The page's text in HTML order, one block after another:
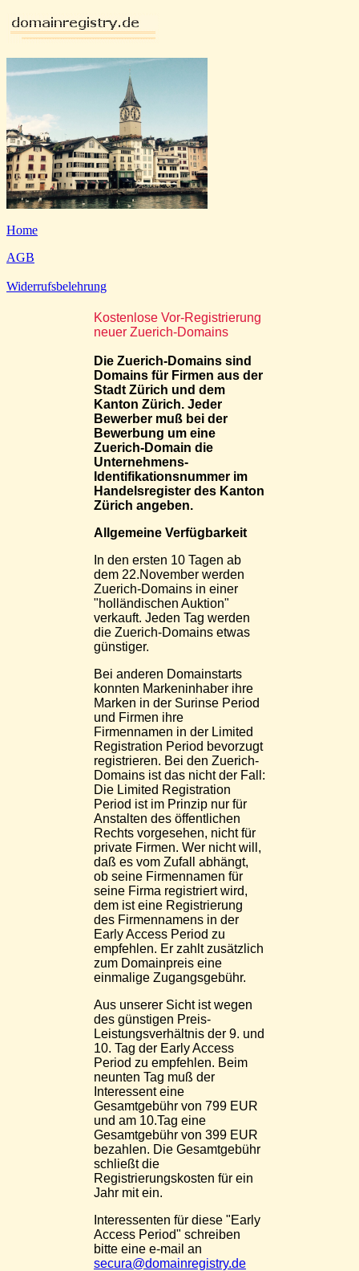
Home
AGB
Widerrufsbelehrung
Kostenlose Vor-Registrierung
neuer Zuerich-Domains
Die Zuerich-Domains sind
Domains für Firmen aus der
Stadt Zürich und dem
Kanton Zürich. Jeder
Bewerber muß bei der
Bewerbung um eine
Zuerich-Domain die
Unternehmens-
Identifikationsnummer im
Handelsregister des Kanton
Zürich angeben.
Allgemeine Verfügbarkeit
In den ersten 10 Tagen ab
dem 22.November werden
Zuerich-Domains in einer
"holländischen Auktion"
verkauft. Jeden Tag werden
die Zuerich-Domains etwas
günstiger.
Bei anderen Domainstarts
konnten Markeninhaber ihre
Marken in der Surinse Period
und Firmen ihre
Firmennamen in der Limited
Registration Period bevorzugt
registrieren. Bei den Zuerich-
Domains ist das nicht der Fall:
Die Limited Registration
Period ist im Prinzip nur für
Anstalten des öffentlichen
Rechts vorgesehen, nicht für
private Firmen. Wer nicht will,
daß es vom Zufall abhängt,
ob seine Firmennamen für
seine Firma registriert wird,
dem ist eine Registrierung
des Firmennamens in der
Early Access Period zu
empfehlen. Er zahlt zusätzlich
zum Domainpreis eine
einmalige Zugangsgebühr.
Aus unserer Sicht ist wegen
des günstigen Preis-
Leistungsverhältnis der 9. und
10. Tag der Early Access
Period zu empfehlen. Beim
neunten Tag muß der
Interessent eine
Gesamtgebühr von 799 EUR
und am 10.Tag eine
Gesamtgebühr von 399 EUR
bezahlen. Die Gesamtgebühr
schließt die
Registrierungskosten für ein
Jahr mit ein.
Interessenten für diese "Early
Access Period" schreiben
bitte eine e-mail an
secura@domainregistry.de